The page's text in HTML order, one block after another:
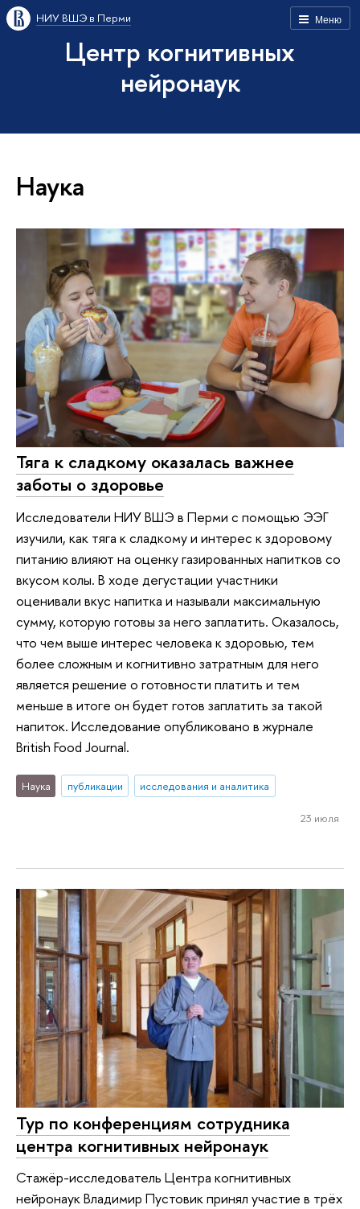
Меню
НИУ ВШЭ в Перми
Центр когнитивных
нейронаук
Наука
Тяга к сладкому оказалась важнее
заботы о здоровье
Исследователи НИУ ВШЭ в Перми с помощью ЭЭГ
изучили, как тяга к сладкому и интерес к здоровому
питанию влияют на оценку газированных напитков со
вкусом колы. В ходе дегустации участники
оценивали вкус напитка и называли максимальную
сумму, которую готовы за него заплатить. Оказалось,
что чем выше интерес человека к здоровью, тем
более сложным и когнитивно затратным для него
является решение о готовности платить и тем
меньше в итоге он будет готов заплатить за такой
напиток. Исследование опубликовано в журнале
British Food Journal.
Наука публикации исследования и аналитика
23 июля
Тур по конференциям сотрудника
центра когнитивных нейронаук
Стажёр-исследователь Центра когнитивных
нейронаук Владимир Пустовик принял участие в трёх